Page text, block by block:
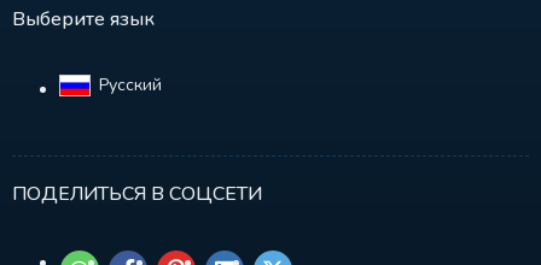
Выберите язык
Русский‎
ПОДЕЛИТЬСЯ В СОЦСЕТИ